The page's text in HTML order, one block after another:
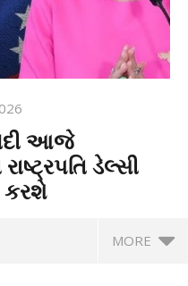
આજે
ડેલ્સી
કરશે
MORE